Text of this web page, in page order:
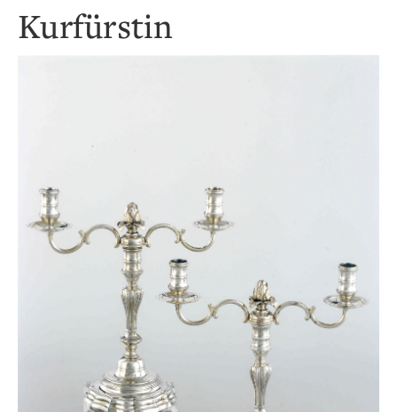
Kurfürstin